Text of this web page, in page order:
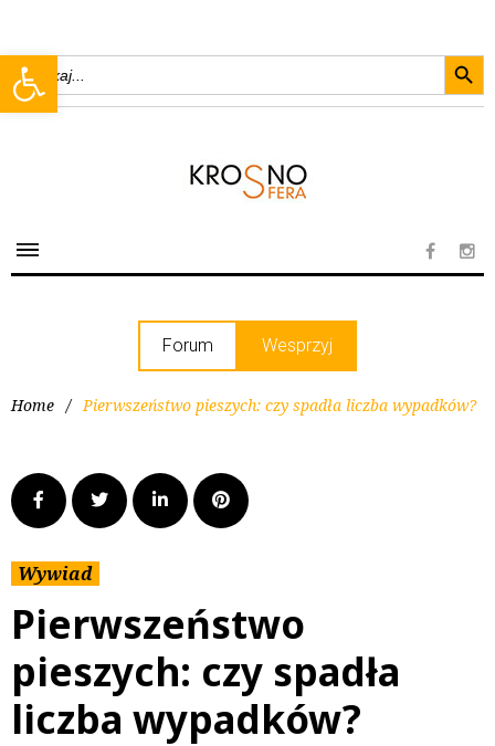
Open toolbar
Search
for:
Forum Wesprzyj
Home / Pierwszeństwo pieszych: czy spadła liczba wypadków?
Wywiad
Pierwszeństwo
pieszych: czy spadła
liczba wypadków?